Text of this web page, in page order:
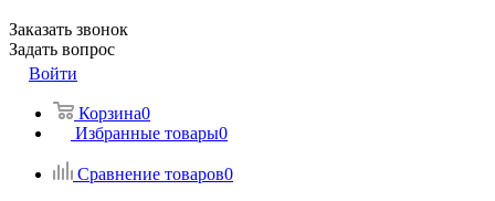
Заказать звонок
Задать вопрос
Войти
Корзина0
Избранные товары0
Сравнение товаров0